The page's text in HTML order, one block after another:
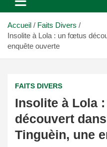
Accueil
Faits Divers
Insolite à Lola : un fœtus
enquête ouverte
FAITS DIVERS
Insolite à Lola
découvert
Tinguèin, une